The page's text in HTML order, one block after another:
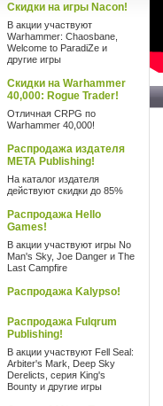
Скидки на игры Nacon!
В акции участвуют
Warhammer: Chaosbane,
Welcome to ParadiZe и
другие игры
Скидки на Warhammer
40,000: Rogue Trader!
Отличная CRPG по
Warhammer 40,000!
Распродажа издателя
META Publishing!
На каталог издателя
действуют скидки до 85%
Распродажа Hello
Games!
В акции участвуют игры No
Man's Sky, Joe Danger и The
Last Campfire
Распродажа Kalypso!
Распродажа Fulqrum
Publishing!
В акции участвуют Fell Seal:
Arbiter's Mark, Deep Sky
Derelicts, серия King's
Bounty и другие игры